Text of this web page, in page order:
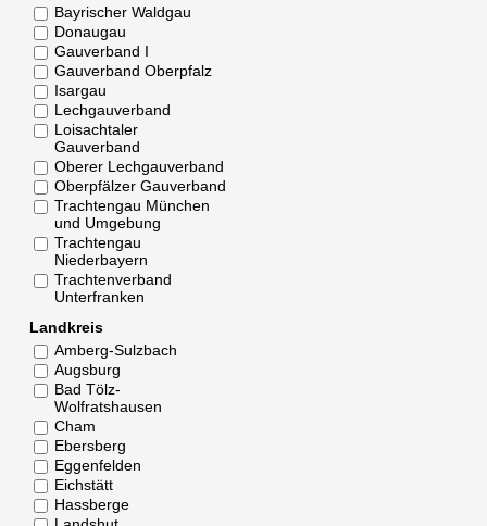
Bayrischer Waldgau
Donaugau
Gauverband I
Gauverband Oberpfalz
Isargau
Lechgauverband
Loisachtaler
Gauverband
Oberer Lechgauverband
Oberpfälzer Gauverband
Trachtengau München
und Umgebung
Trachtengau
Niederbayern
Trachtenverband
Unterfranken
Landkreis
Amberg-Sulzbach
Augsburg
Bad Tölz-
Wolfratshausen
Cham
Ebersberg
Eggenfelden
Eichstätt
Hassberge